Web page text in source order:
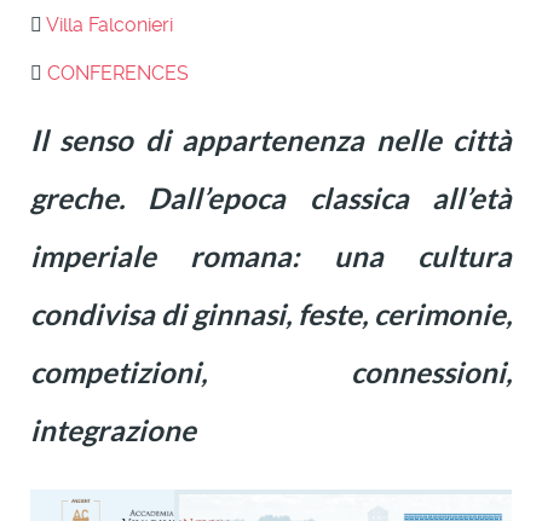
Villa Falconieri
CONFERENCES
Il senso di appartenenza nelle città
greche. Dall’epoca classica all’età
imperiale romana: una cultura
condivisa di ginnasi, feste, cerimonie,
competizioni, connessioni,
integrazione